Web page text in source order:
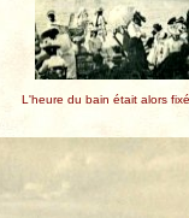
L'heure du bain était alors